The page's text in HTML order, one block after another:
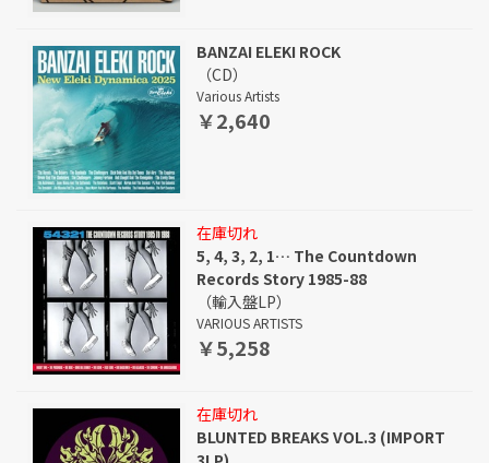
BANZAI ELEKI ROCK
（CD）
Various Artists
￥2,640
在庫切れ
5, 4, 3, 2, 1… The Countdown
Records Story 1985-88
（輸入盤LP）
VARIOUS ARTISTS
￥5,258
在庫切れ
BLUNTED BREAKS VOL.3 (IMPORT